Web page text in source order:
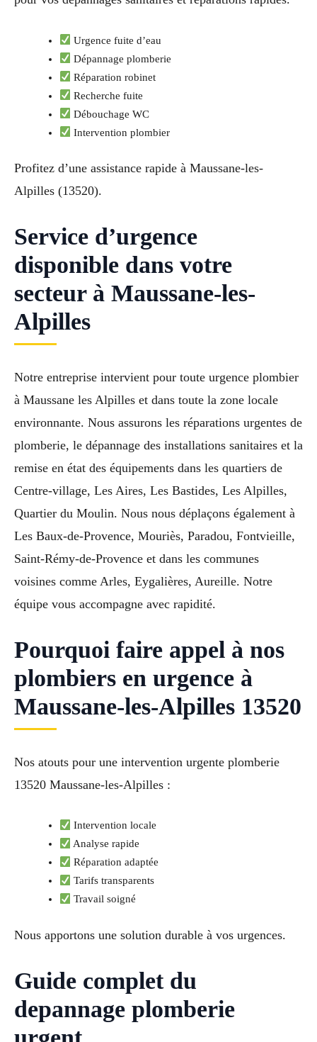
Urgence fuite d’eau
Dépannage plomberie
Réparation robinet
Recherche fuite
Débouchage WC
Intervention plombier
Profitez d’une assistance rapide à Maussane-les-
Alpilles (13520).
Service d’urgence
disponible dans votre
secteur à Maussane-les-
Alpilles
Notre entreprise intervient pour toute urgence plombier
à Maussane les Alpilles et dans toute la zone locale
environnante. Nous assurons les réparations urgentes de
plomberie, le dépannage des installations sanitaires et la
remise en état des équipements dans les quartiers de
Centre-village, Les Aires, Les Bastides, Les Alpilles,
Quartier du Moulin. Nous nous déplaçons également à
Les Baux-de-Provence, Mouriès, Paradou, Fontvieille,
Saint-Rémy-de-Provence et dans les communes
voisines comme Arles, Eygalières, Aureille. Notre
équipe vous accompagne avec rapidité.
Pourquoi faire appel à nos
plombiers en urgence à
Maussane-les-Alpilles 13520
Nos atouts pour une intervention urgente plomberie
13520 Maussane-les-Alpilles :
Intervention locale
Analyse rapide
Réparation adaptée
Tarifs transparents
Travail soigné
Nous apportons une solution durable à vos urgences.
Guide complet du
depannage plomberie